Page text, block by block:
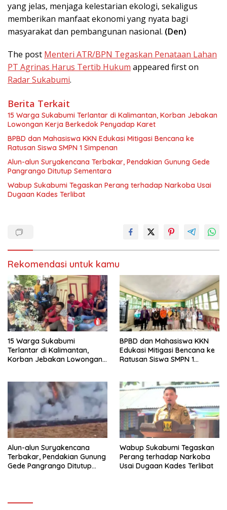
yang jelas, menjaga kelestarian ekologi, sekaligus
memberikan manfaat ekonomi yang nyata bagi
masyarakat dan pembangunan nasional. (Den)
The post Menteri ATR/BPN Tegaskan Penataan Lahan
PT Agrinas Harus Tertib Hukum appeared first on
Radar Sukabumi.
Berita Terkait
15 Warga Sukabumi Terlantar di Kalimantan, Korban Jebakan
Lowongan Kerja Berkedok Penyadap Karet
BPBD dan Mahasiswa KKN Edukasi Mitigasi Bencana ke
Ratusan Siswa SMPN 1 Simpenan
Alun-alun Suryakencana Terbakar, Pendakian Gunung Gede
Pangrango Ditutup Sementara
Wabup Sukabumi Tegaskan Perang terhadap Narkoba Usai
Dugaan Kades Terlibat
Rekomendasi untuk kamu
15 Warga Sukabumi
Terlantar di Kalimantan,
Korban Jebakan Lowongan
BPBD dan Mahasiswa KKN
Edukasi Mitigasi Bencana ke
Ratusan Siswa SMPN 1
Alun-alun Suryakencana
Terbakar, Pendakian Gunung
Gede Pangrango Ditutup
Wabup Sukabumi Tegaskan
Perang terhadap Narkoba
Usai Dugaan Kades Terlibat